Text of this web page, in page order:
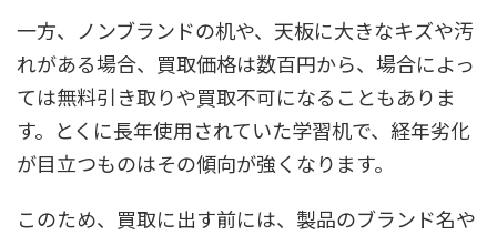
一方、ノンブランドの机や、天板に大きなキズや汚
れがある場合、買取価格は数百円から、場合によっ
ては無料引き取りや買取不可になることもありま
す。とくに長年使用されていた学習机で、経年劣化
が目立つものはその傾向が強くなります。
このため、買取に出す前には、製品のブランド名や